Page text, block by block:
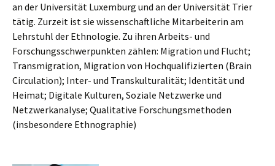
an der Universität Luxemburg und an der Universität Trier
tätig. Zurzeit ist sie wissenschaftliche Mitarbeiterin am
Lehrstuhl der Ethnologie. Zu ihren Arbeits- und
Forschungsschwerpunkten zählen: Migration und Flucht;
Transmigration, Migration von Hochqualifizierten (Brain
Circulation); Inter- und Transkulturalität; Identität und
Heimat; Digitale Kulturen, Soziale Netzwerke und
Netzwerkanalyse; Qualitative Forschungsmethoden
(insbesondere Ethnographie)